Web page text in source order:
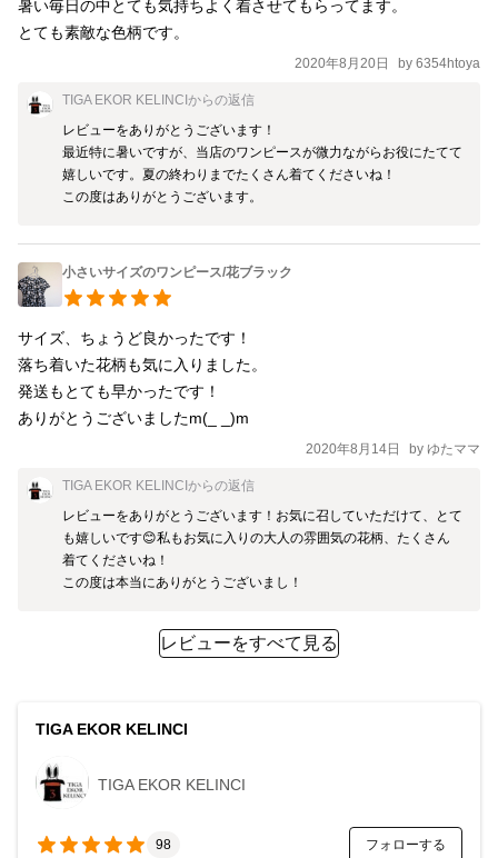
暑い毎日の中とても気持ちよく着させてもらってます。
2020年8月20日 by 6354htoya
TIGA EKOR KELINCI からの返信
レビューをありがとうございます！
最近特に暑いですが、当店のワンピースが微力ながらお役にたてて
嬉しいです。夏の終わりまでたくさん着てくださいね！
この度はありがとうございます。
小さいサイズのワンピース/花ブラック
サイズ、ちょうど良かったです！
落ち着いた花柄も気に入りました。
発送もとても早かったです！
ありがとうございましたm(_ _)m
2020年8月14日 by ゆたママ
TIGA EKOR KELINCI からの返信
レビューをありがとうございます！お気に召していただけて、とて
も嬉しいです😊私もお気に入りの大人の雰囲気の花柄、たくさん
着てくださいね！
この度は本当にありがとうございまし！
レビューをすべて見る
TIGA EKOR KELINCI
TIGA EKOR KELINCI
98 フォローする